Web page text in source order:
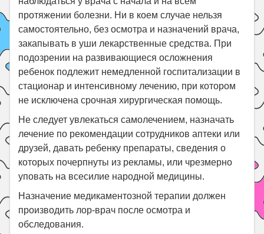
протяжении болезни. Ни в коем случае нельзя
самостоятельно, без осмотра и назначений врача,
закапывать в уши лекарственные средства. При
подозрении на развивающиеся осложнения
ребенок подлежит немедленной госпитализации в
стационар и интенсивному лечению, при котором
не исключена срочная хирургическая помощь.
Не следует увлекаться самолечением, назначать
лечение по рекомендации сотрудников аптеки или
друзей, давать ребенку препараты, сведения о
которых почерпнуты из рекламы, или чрезмерно
уповать на всесилие народной медицины.
Назначение медикаментозной терапии должен
производить лор-врач после осмотра и
обследования.